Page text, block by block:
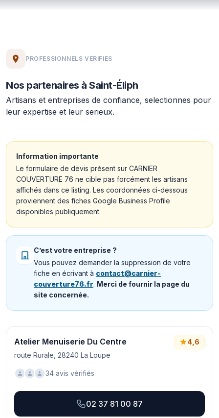
PROFESSIONNELS VERIFIES
Nos partenaires à Saint-Éliph
Artisans et entreprises de confiance, selectionnes pour
leur expertise et leur serieux.
Information importante
Le formulaire de devis présent sur CARNIER
COUVERTURE 76 ne cible pas forcément les artisans
affichés dans ce listing. Les coordonnées ci-dessous
proviennent des fiches Google Business Profile
disponibles publiquement.
C’est votre entreprise ?
Vous pouvez demander la suppression de votre
fiche en écrivant à contact@carnier-
couverture76.fr. Merci de fournir la page du
site concernée.
Atelier Menuiserie Du Centre
route Rurale, 28240 La Loupe
4,6
34 avis vérifiés
02 37 81 00 87